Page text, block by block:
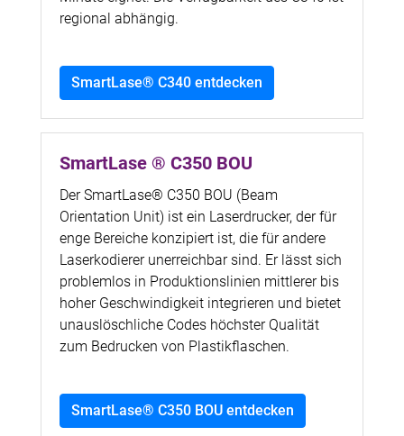
regional abhängig.
SmartLase® C340 entdecken
SmartLase ® C350 BOU
Der SmartLase® C350 BOU (Beam
Orientation Unit) ist ein Laserdrucker, der für
enge Bereiche konzipiert ist, die für andere
Laserkodierer unerreichbar sind. Er lässt sich
problemlos in Produktionslinien mittlerer bis
hoher Geschwindigkeit integrieren und bietet
unauslöschliche Codes höchster Qualität
zum Bedrucken von Plastikflaschen.
SmartLase® C350 BOU entdecken